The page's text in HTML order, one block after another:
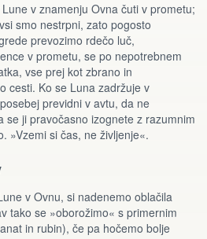
v znamenju Ovna čuti v prometu;
smo nestrpni, zato pogosto
prevozimo rdečo luč,
v prometu, se po nepotrebnem
vse prej kot zbrano in
cesti. Ko se Luna zadržuje v
previdni v avtu, da ne
se ji pravočasno izognete z razumnim
»Vzemi si čas, ne življenje«.
v Ovnu, si nadenemo oblačila
tako se »oborožimo« s primernim
in rubin), če pa hočemo bolje